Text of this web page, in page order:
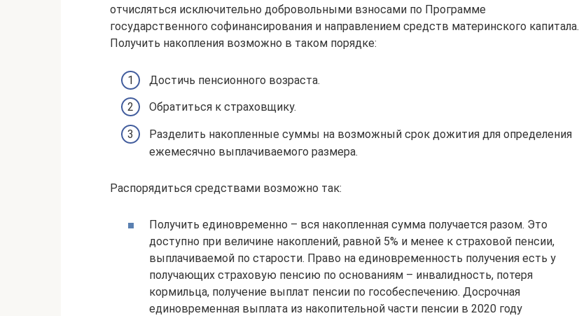
отчисляться исключительно добровольными взносами по Программе
государственного софинансирования и направлением средств материнского капитала.
Получить накопления возможно в таком порядке:
Достичь пенсионного возраста.
Обратиться к страховщику.
Разделить накопленные суммы на возможный срок дожития для определения
ежемесячно выплачиваемого размера.
Распорядиться средствами возможно так:
Получить единовременно – вся накопленная сумма получается разом. Это
доступно при величине накоплений, равной 5% и менее к страховой пенсии,
выплачиваемой по старости. Право на единовременность получения есть у
получающих страховую пенсию по основаниям – инвалидность, потеря
кормильца, получение выплат пенсии по гособеспечению. Досрочная
единовременная выплата из накопительной части пенсии в 2020 году